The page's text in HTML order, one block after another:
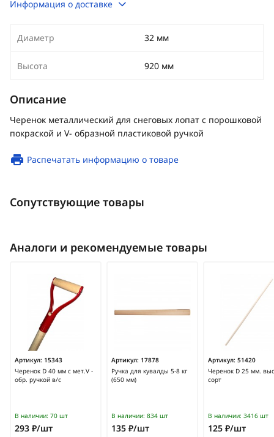
Информация о доставке
Диаметр 32 мм
Высота 920 мм
Описание
Черенок металлический для снеговых лопат с порошковой
покраской и V- образной пластиковой ручкой
Распечатать информацию о товаре
Сопутствующие товары
Аналоги и рекомендуемые товары
Артикул: 15343
Черенок D 40 мм с мет.V -
обр. ручкой в/с
В наличии: 70 шт
293 ₽/шт
Артикул: 17878
Ручка для кувалды 5-8 кг
(650 мм)
В наличии: 834 шт
135 ₽/шт
Артикул: 51420
Черенок D 25 мм.
сорт
В наличии: 3416 шт
125 ₽/шт